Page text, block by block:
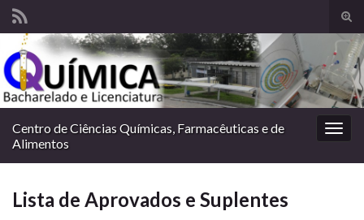
de
Search for:
Centro de Ciências Químicas, Farmacêuticas e de
Alimentos
Lista de Aprovados e Suplentes